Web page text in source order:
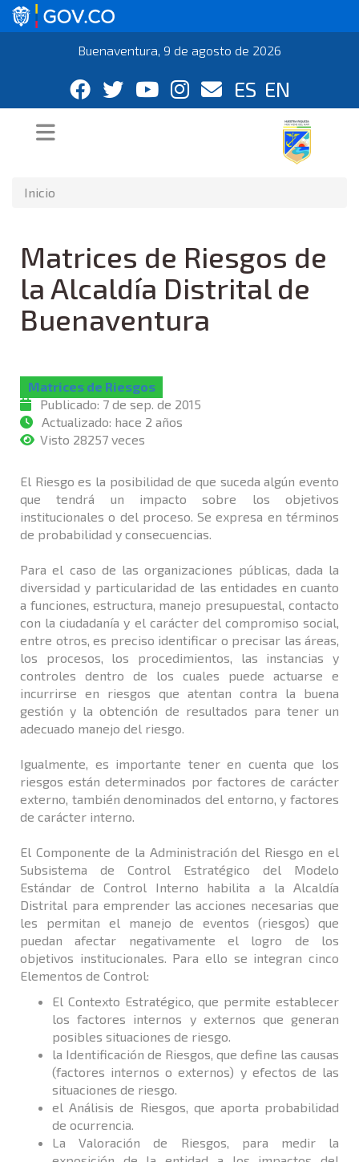
Buenaventura, 9 de agosto de 2026
ES EN
Inicio
Matrices de Riesgos de
la Alcaldía Distrital de
Buenaventura
Matrices de Riesgos
Publicado: 7 de sep. de 2015
Actualizado: hace 2 años
Visto 28257 veces
El Riesgo es la posibilidad de que suceda algún evento
que tendrá un impacto sobre los objetivos
institucionales o del proceso. Se expresa en términos
de probabilidad y consecuencias.
Para el caso de las organizaciones públicas, dada la
diversidad y particularidad de las entidades en cuanto
a funciones, estructura, manejo presupuestal, contacto
con la ciudadanía y el carácter del compromiso social,
entre otros, es preciso identificar o precisar las áreas,
los procesos, los procedimientos, las instancias y
controles dentro de los cuales puede actuarse e
incurrirse en riesgos que atentan contra la buena
gestión y la obtención de resultados para tener un
adecuado manejo del riesgo.
Igualmente, es importante tener en cuenta que los
riesgos están determinados por factores de carácter
externo, también denominados del entorno, y factores
de carácter interno.
El Componente de la Administración del Riesgo en el
Subsistema de Control Estratégico del Modelo
Estándar de Control Interno habilita a la Alcaldí­a
Distrital para emprender las acciones necesarias que
les permitan el manejo de eventos (riesgos) que
puedan afectar negativamente el logro de los
objetivos institucionales. Para ello se integran cinco
Elementos de Control:
El Contexto Estratégico, que permite establecer
los factores internos y externos que generan
posibles situaciones de riesgo.
la Identificación de Riesgos, que define las causas
(factores internos o externos) y efectos de las
situaciones de riesgo.
el Análisis de Riesgos, que aporta probabilidad
de ocurrencia.
La Valoración de Riesgos, para medir la